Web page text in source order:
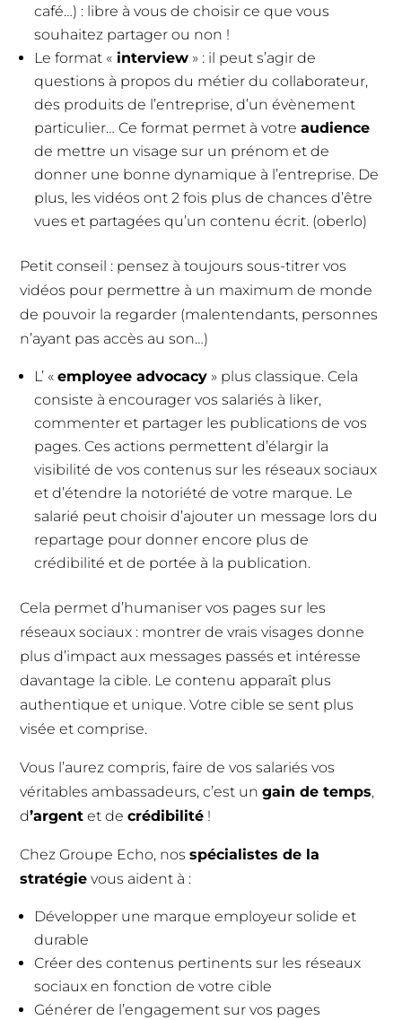
café…) : libre à vous de choisir ce que vous
souhaitez partager ou non !
Le format « interview » : il peut s’agir de
questions à propos du métier du collaborateur,
des produits de l’entreprise, d’un évènement
particulier… Ce format permet à votreaudience
de mettre un visage sur un prénom et de
donner une bonne dynamique à l’entreprise. De
plus, les vidéos ont 2 fois plus de chances d’être
vues et partagées qu’un contenu écrit. (oberlo)
Petit conseil : pensez à toujours sous-titrer vos
vidéos pour permettre à un maximum de monde
de pouvoir la regarder (malentendants, personnes
n’ayant pas accès au son…)
L’ «employee advocacy » plus classique. Cela
consiste à encourager vos salariés à liker,
commenter et partager les publications de vos
pages. Ces actions permettent d’élargir la
visibilité de vos contenus sur les réseaux sociaux
et d’étendre la notoriété de votre marque. Le
salarié peut choisir d’ajouter un message lors du
repartage pour donner encore plus de
crédibilité et de portée à la publication.
Cela permet d’humaniser vos pages sur les
réseaux sociaux : montrer de vrais visages donne
plus d’impact aux messages passés et intéresse
davantage la cible. Le contenu apparaît plus
authentique et unique. Votre cible se sent plus
visée et comprise.
Vous l’aurez compris, faire de vos salariés vos
véritables ambassadeurs, c’est ungain de temps,
d’argent et decrédibilité !
Chez Groupe Echo, nosspécialistes de la
stratégie vous aident à :
Développer une marque employeur solide et
durable
Créer des contenus pertinents sur les réseaux
sociaux en fonction de votre cible
Générer de l’engagement sur vos pages